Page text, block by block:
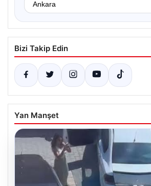
Bizi Takip Edin
Yan Manşet